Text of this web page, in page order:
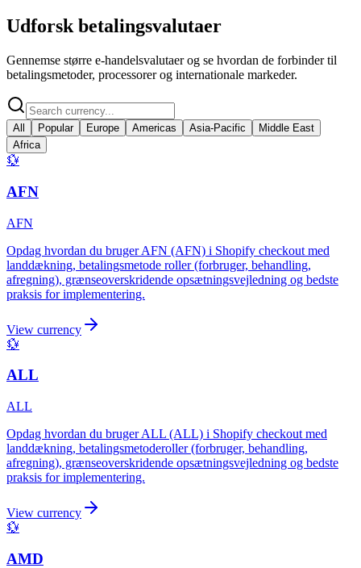
Udforsk betalingsvalutaer
Gennemse større e-handelsvalutaer og se hvordan de forbinder til
betalingsmetoder, processorer og internationale markeder.
All Popular Europe Americas Asia-Pacific
Middle East
Africa
💱
AFN
AFN
Opdag hvordan du bruger AFN (AFN) i Shopify checkout med
landdækning, betalingsmetode roller (forbruger, behandling,
afregning), grænseoverskridende opsætningsvejledning og bedste
praksis for implementering.
View currency
💱
ALL
ALL
Opdag hvordan du bruger ALL (ALL) i Shopify checkout med
landdækning, betalingsmetoderoller (forbruger, behandling,
afregning), grænseoverskridende opsætningsvejledning og bedste
praksis for implementering.
View currency
💱
AMD